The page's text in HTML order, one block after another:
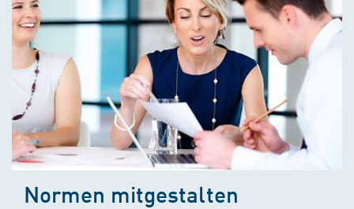
Normen mitgestalten